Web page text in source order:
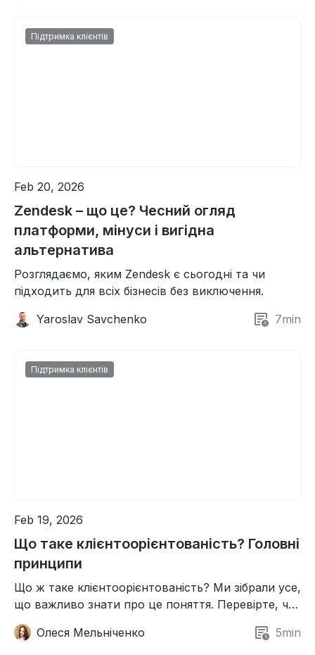
Підтримка клієнтів
Feb 20, 2026
Zendesk – що це? Чесний огляд
платформи, мінуси і вигідна
альтернатива
Розглядаємо, яким Zendesk є сьогодні та чи
підходить для всіх бізнесів без виключення.
Yaroslav Savchenko
7min
Підтримка клієнтів
Feb 19, 2026
Що таке клієнтоорієнтованість? Головні
принципи
Що ж таке клієнтоорієнтованість? Ми зібрали усе,
що важливо знати про це поняття. Перевірте, чи
справді ви орієнтуєтеся на бажання клієнтів.
Олеся Мельніченко
5min